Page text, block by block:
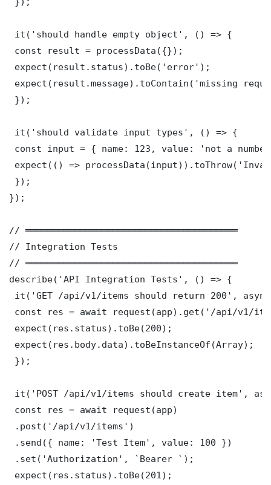
it('should handle empty object', () => {
const result = processData({});
expect(result.status).toBe('error');
expect(result.message).toContain('missing
});
it('should validate input types', () => {
const input = { name: 123, value: 'not a
expect(() =>
});
});
// ═══════════════════════════════════════
// Integration Tests
// ═══════════════════════════════════════
describe('API Integration Tests', () => {
it('GET /api/v1/items should return 200',
const res = await request(app).get('/api/v1/
expect(res.status).toBe(200);
expect(res.body.data).toBeInstanceOf(Array);
});
it('POST /api/v1/items should create item',
const res = await request(app)
.post('/api/v1/items')
.send({ name: 'Test Item', value: 100 })
.set('Authorization', `Bearer `);
expect(res.status).toBe(201);